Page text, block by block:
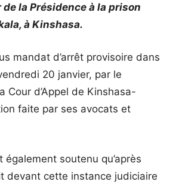
de la Présidence à la prison
à Kinshasa.
mandat d’arrêt provisoire dans
20 janvier, par le
Cour d’Appel de Kinshasa-
faite par ses avocats et
également soutenu qu’après
devant cette instance judiciaire